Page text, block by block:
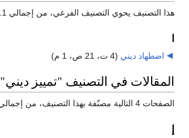
هذا التصنيف يحوي التصنيف الفرعي، من إجمالي 1.
اضطهاد ديني (4 ت، 21 ص، 1 م)
المقالات في التصنيف "تمييز ديني"
الصفحات 4 التالية مصنّفة بهذا التصنيف، من إجمالي 4.